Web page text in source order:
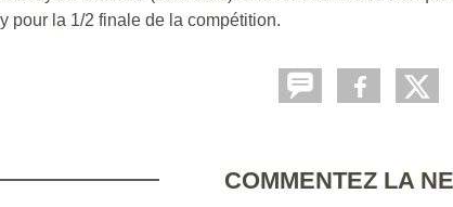
pour la 1/2 finale de la compétition.
COMMENTEZ LA